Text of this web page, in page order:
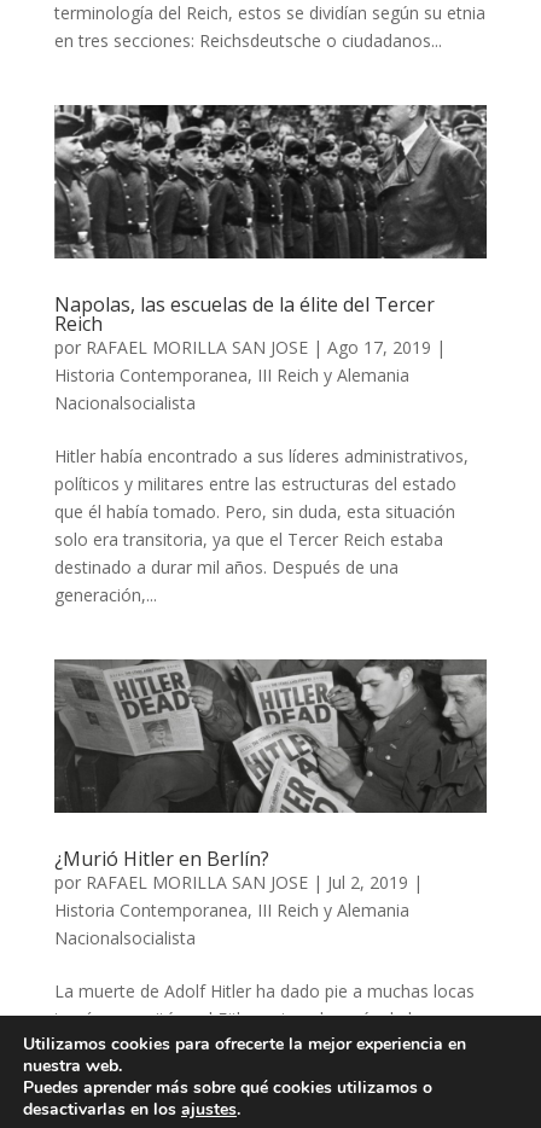
terminología del Reich, estos se dividían según su etnia
en tres secciones: Reichsdeutsche o ciudadanos...
Napolas, las escuelas de la élite del Tercer
Reich
por RAFAEL MORILLA SAN JOSE| Ago 17, 2019 |
Historia Contemporanea, III Reich y Alemania
Nacionalsocialista
Hitler había encontrado a sus líderes administrativos,
políticos y militares entre las estructuras del estado
que él había tomado. Pero, sin duda, esta situación
solo era transitoria, ya que el Tercer Reich estaba
destinado a durar mil años. Después de una
generación,...
¿Murió Hitler en Berlín?
por RAFAEL MORILLA SAN JOSE| Jul 2, 2019 |
Historia Contemporanea, III Reich y Alemania
Nacionalsocialista
La muerte de Adolf Hitler ha dado pie a muchas locas
teorías que sitúan al Führer vivo, después de la guerra,
en diversas localizaciones que van desde Argentina
hasta una base en la Antártida, todo ello muy del
gusto de canales poco rigurosos y muy dados al...
Utilizamos cookies para ofrecerte la mejor experiencia en
nuestra web.
Puedes aprender más sobre qué cookies utilizamos o
desactivarlas en los ajustes.